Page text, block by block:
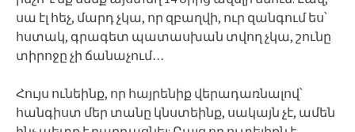
սա էլ հեչ, մարդ չկա, որ զբաղվի, ուր զանգում ես՝
հստակ, գրագետ պատասխան տվող չկա, շունը
տիրոջը չի ճանաչում․․․
Հույս ունեինք, որ հայրենիք վերադառնալով՝
հանգիստ մեր տանը կնստեինք, սակայն չէ, ամեն